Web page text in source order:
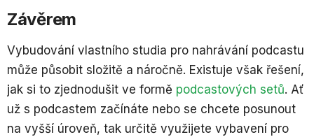
Závěrem
Vybudování vlastního studia pro nahrávání podcastu
může působit složitě a náročně. Existuje však řešení,
jak si to zjednodušit ve formě podcastových setů. Ať
už s podcastem začínáte nebo se chcete posunout
na vyšší úroveň, tak určitě využijete vybavení pro